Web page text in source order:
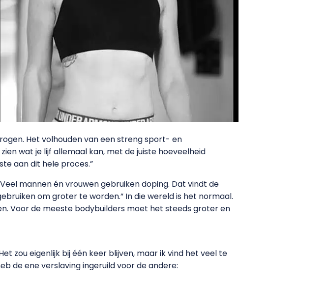
Het volhouden van een streng sport- en
wat je lijf allemaal kan, met de juiste hoeveelheid
aan dit hele proces.”
mannen én vrouwen gebruiken doping. Dat vindt de
om groter te worden.” In die wereld is het normaal.
Voor de meeste bodybuilders moet het steeds groter en
zou eigenlijk bij één keer blijven, maar ik vind het veel te
de ene verslaving ingeruild voor de andere: